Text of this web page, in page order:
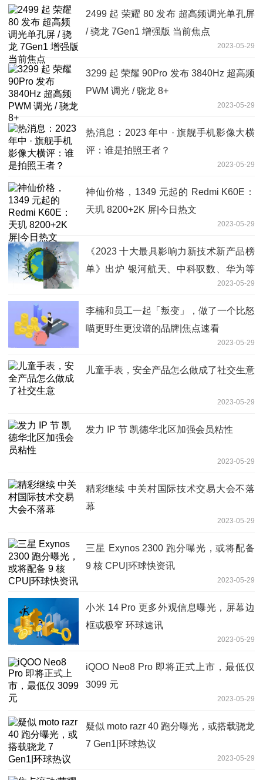
2499 起 荣耀 80 发布 超高频调光单孔屏
/ 骁龙 7Gen1 增强版 当前焦点
2023-05-29
3299 起 荣耀 90Pro 发布 3840Hz 超高频
PWM 调光 / 骁龙 8+
2023-05-29
热消息：2023 年中 · 旗舰手机影像大横
评：谁是拍照王者？
2023-05-29
神仙价格，1349 元起的 Redmi K60E：
天玑 8200+2K 屏|今日热文
2023-05-29
《2023 十大最具影响力新技术新产品榜
单》出炉 银河航天、中科驭数、华为等
2023-05-29
李楠和员工一起「叛变」，做了一个比怒
喵更野生更没谱的品牌|焦点速看
2023-05-29
儿童手表，安全产品怎么做成了社交生意
2023-05-29
发力 IP 节 凯德华北区加强会员粘性
2023-05-29
精彩继续 中关村国际技术交易大会不落
幕
2023-05-29
三星 Exynos 2300 跑分曝光，或将配备
9 核 CPU|环球快资讯
2023-05-29
小米 14 Pro 更多外观信息曝光，屏幕边
框或极窄 环球速讯
2023-05-29
iQOO Neo8 Pro 即将正式上市，最低仅
3099 元
2023-05-29
疑似 moto razr 40 跑分曝光，或搭载骁龙
7 Gen1|环球热议
2023-05-29